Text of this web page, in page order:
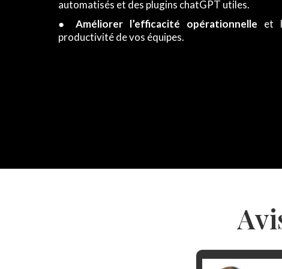
automatisés et des plugins chatGPT utiles.
●Améliorer l’efficacité opérationnelle et
productivité de vos équipes.